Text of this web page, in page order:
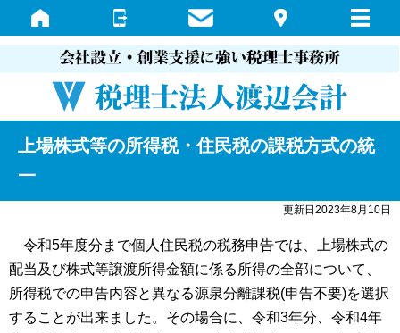
上場株式等の所得税・住民税の課税方式の統
一
更新日2023年8月10日
令和5年度分まで個人住民税の税務申告では、上場株式の
配当及び株式等譲渡所得金額に係る所得の全部について、
所得税での申告内容と異なる源泉分離課税(申告不要)を選択
することが出来ました。その場合に、令和3年分、令和4年